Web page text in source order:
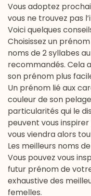
Vous adoptez
vous ne trouvez pas
Voici quelques
Choisissez un
noms de 2 syllabes
recommandés. Cela
son prénom plus
Un prénom lié aux
couleur de son
particularités qui le
peuvent vous
vous viendra alors
Les meilleurs noms
Vous pouvez vous
futur prénom de
exhaustive des
femelles.